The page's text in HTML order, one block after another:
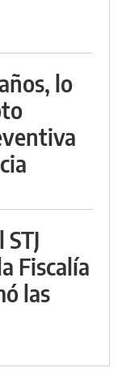
lo
Fiscalía
las